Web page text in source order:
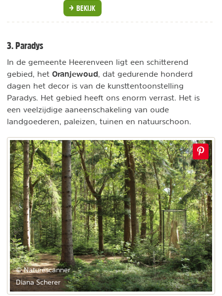
BEKIJK
3. Paradys
In de gemeente Heerenveen ligt een schitterend
gebied, het Oranjewoud , dat gedurende honderd
dagen het decor is van de kunsttentoonstelling
Paradys. Het gebied heeft ons enorm verrast. Het is
een veelzijdige aaneenschakeling van oude
landgoederen, paleizen, tuinen en natuurschoon.
© Naturescanner
Diana Scherer